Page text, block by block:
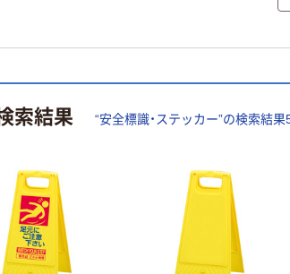
索結果 “安全標識・ステッカー”の検索結果